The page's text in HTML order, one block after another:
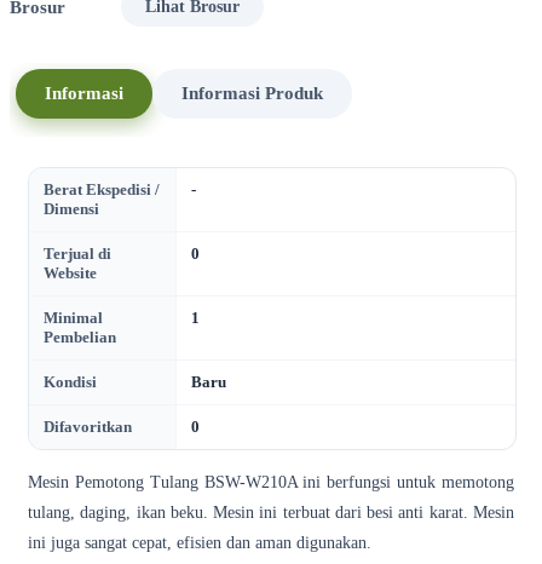
Brosur Lihat Brosur
Informasi Informasi Produk
Berat Ekspedisi /
Dimensi
-
Terjual di
Website
0
Minimal
Pembelian
1
Kondisi Baru
Difavoritkan 0
Mesin Pemotong Tulang BSW-W210A ini berfungsi untuk memotong
tulang, daging, ikan beku. Mesin ini terbuat dari besi anti karat. Mesin
ini juga sangat cepat, efisien dan aman digunakan.